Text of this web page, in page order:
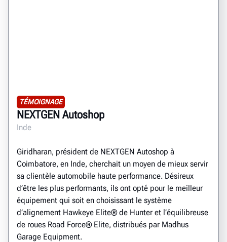
TÉMOIGNAGE
NEXTGEN Autoshop
Inde
Giridharan, président de NEXTGEN Autoshop à
Coimbatore, en Inde, cherchait un moyen de mieux servir
sa clientèle automobile haute performance. Désireux
d’être les plus performants, ils ont opté pour le meilleur
équipement qui soit en choisissant le système
d’alignement Hawkeye Elite® de Hunter et l’équilibreuse
de roues Road Force® Elite, distribués par Madhus
Garage Equipment.